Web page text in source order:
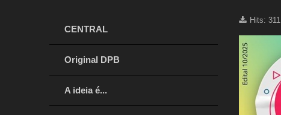
Hits: 311
CENTRAL
Original DPB
A ideia é...